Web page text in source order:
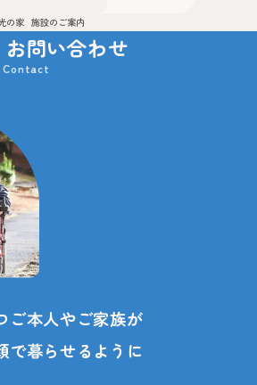
の家 施設のご案内
お問い合わせ
ご本人やご家族が
で暮らせるように